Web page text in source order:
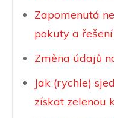
Zapomenutá
pokuty a řešení
Změna údajů
Jak (rychle)
získat zelenou